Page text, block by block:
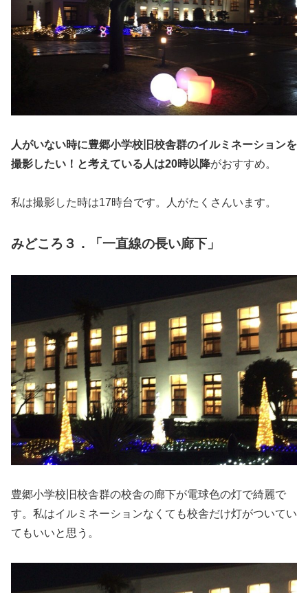
人がいない時に豊郷小学校旧校舎群のイルミネーションを
撮影したい！と考えている人は20時以降がおすすめ。
私は撮影した時は17時台です。人がたくさんいます。
みどころ３．「一直線の長い廊下」
豊郷小学校旧校舎群の校舎の廊下が電球色の灯で綺麗で
す。私はイルミネーションなくても校舎だけ灯がついてい
てもいいと思う。